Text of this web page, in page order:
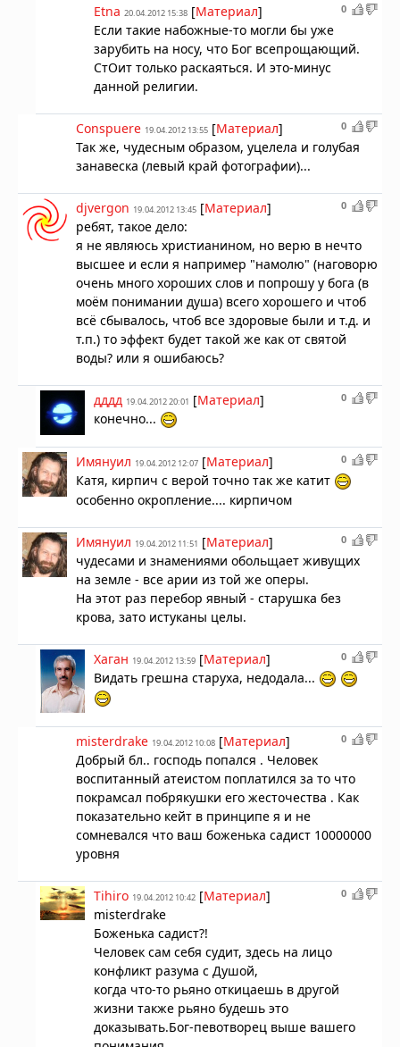
0
Etna 20.04.2012 15:38 [Материал]
Если такие набожные-то могли бы уже
зарубить на носу, что Бог всепрощающий.
СтОит только раскаяться. И это-минус
данной религии.
0
Conspuere 19.04.2012 13:55 [Материал]
Так же, чудесным образом, уцелела и голубая
занавеска (левый край фотографии)...
0
djvergon 19.04.2012 13:45 [Материал]
ребят, такое дело:
я не являюсь христианином, но верю в нечто
высшее и если я например "намолю" (наговорю
очень много хороших слов и попрошу у бога (в
моём понимании душа) всего хорошего и чтоб
всё сбывалось, чтоб все здоровые были и т.д. и
т.п.) то эффект будет такой же как от святой
воды? или я ошибаюсь?
0
дддд 19.04.2012 20:01 [Материал]
конечно...
0
Имянуил 19.04.2012 12:07 [Материал]
Катя, кирпич с верой точно так же катит
особенно окропление.... кирпичом
0
Имянуил 19.04.2012 11:51 [Материал]
чудесами и знамениями обольщает живущих
на земле - все арии из той же оперы.
На этот раз перебор явный - старушка без
крова, зато истуканы целы.
0
Хаган 19.04.2012 13:59 [Материал]
Видать грешна старуха, недодала...
0
misterdrake 19.04.2012 10:08 [Материал]
Добрый бл.. господь попался . Человек
воспитанный атеистом поплатился за то что
покрамсал побрякушки его жесточества . Как
показательно кейт в принципе я и не
сомневался что ваш боженька садист 10000000
уровня
0
Tihiro 19.04.2012 10:42 [Материал]
misterdrake
Боженька садист?!
Человек сам себя судит, здесь на лицо
конфликт разума с Душой,
когда что-то рьяно откицаешь в другой
жизни также рьяно будешь это
доказывать.Бог-певотворец выше вашего